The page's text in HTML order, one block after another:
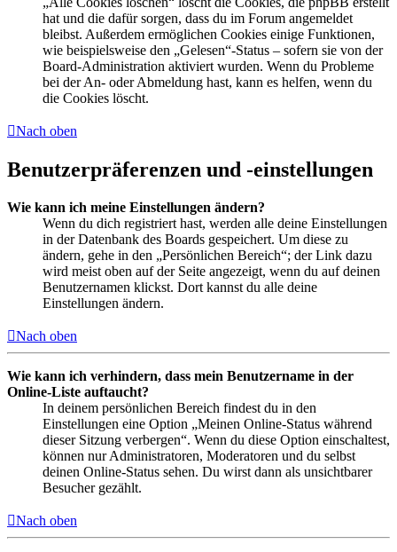
hat und die dafür sorgen, dass du im Forum angemeldet
bleibst. Außerdem ermöglichen Cookies einige Funktionen,
wie beispielsweise den „Gelesen“-Status – sofern sie von der
Board-Administration aktiviert wurden. Wenn du Probleme
bei der An- oder Abmeldung hast, kann es helfen, wenn du
die Cookies löscht.
Nach oben
Benutzerpräferenzen und -einstellungen
Wie kann ich meine Einstellungen ändern?
Wenn du dich registriert hast, werden alle deine Einstellungen
in der Datenbank des Boards gespeichert. Um diese zu
ändern, gehe in den „Persönlichen Bereich“; der Link dazu
wird meist oben auf der Seite angezeigt, wenn du auf deinen
Benutzernamen klickst. Dort kannst du alle deine
Einstellungen ändern.
Nach oben
Wie kann ich verhindern, dass mein Benutzername in der
Online-Liste auftaucht?
In deinem persönlichen Bereich findest du in den
Einstellungen eine Option „Meinen Online-Status während
dieser Sitzung verbergen“. Wenn du diese Option einschaltest,
können nur Administratoren, Moderatoren und du selbst
deinen Online-Status sehen. Du wirst dann als unsichtbarer
Besucher gezählt.
Nach oben